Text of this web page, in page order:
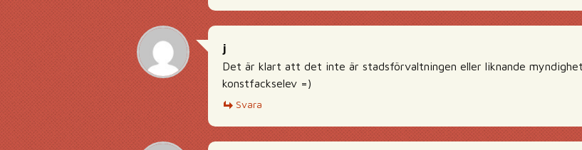
j
Det är klart att det inte är stadsförvaltningen eller liknande
konstfackselev =)
Svara